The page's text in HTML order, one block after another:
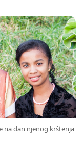
na dan njenog krštenja